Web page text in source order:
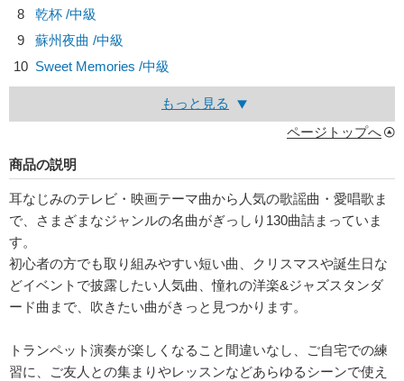
8
乾杯 /中級
9
蘇州夜曲 /中級
10 Sweet Memories /中級
もっと見る
ページトップへ
商品の説明
耳なじみのテレビ・映画テーマ曲から人気の歌謡曲・愛唱歌ま
で、さまざまなジャンルの名曲がぎっしり130曲詰まっていま
す。
初心者の方でも取り組みやすい短い曲、クリスマスや誕生日な
どイベントで披露したい人気曲、憧れの洋楽&ジャズスタンダ
ード曲まで、吹きたい曲がきっと見つかります。
トランペット演奏が楽しくなること間違いなし、ご自宅での練
習に、ご友人との集まりやレッスンなどあらゆるシーンで使え